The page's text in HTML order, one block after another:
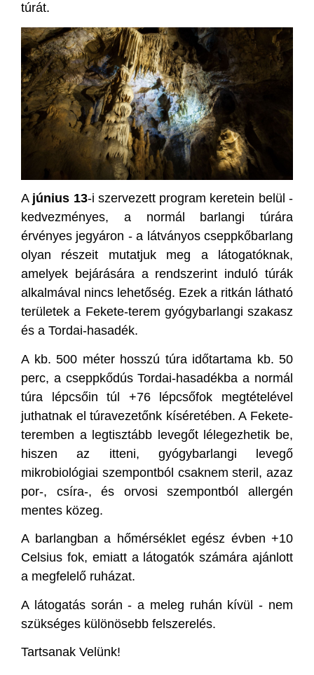
túrát.
A június 13-i szervezett program keretein belül -
kedvezményes, a normál barlangi túrára
érvényes jegyáron - a látványos cseppkőbarlang
olyan részeit mutatjuk meg a látogatóknak,
amelyek bejárására a rendszerint induló túrák
alkalmával nincs lehetőség. Ezek a ritkán látható
területek a Fekete-terem gyógybarlangi szakasz
és a Tordai-hasadék.
A kb. 500 méter hosszú túra időtartama kb. 50
perc, a cseppkődús Tordai-hasadékba a normál
túra lépcsőin túl +76 lépcsőfok megtételével
juthatnak el túravezetőnk kíséretében. A Fekete-
teremben a legtisztább levegőt lélegezhetik be,
hiszen az itteni, gyógybarlangi levegő
mikrobiológiai szempontból csaknem steril, azaz
por-, csíra-, és orvosi szempontból allergén
mentes közeg.
A barlangban a hőmérséklet egész évben +10
Celsius fok, emiatt a látogatók számára ajánlott
a megfelelő ruházat.
A látogatás során - a meleg ruhán kívül - nem
szükséges különösebb felszerelés.
Tartsanak Velünk!